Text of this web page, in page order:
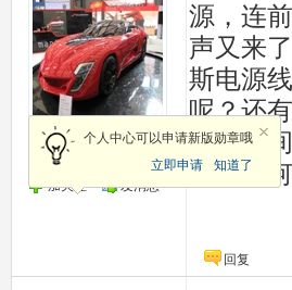
VIP
个人中心可以申请新版勋章哦
立即申请
知道了
加关注
发消息
源，连
声又来
斯电源
呢？还
手无意
这又是
回复